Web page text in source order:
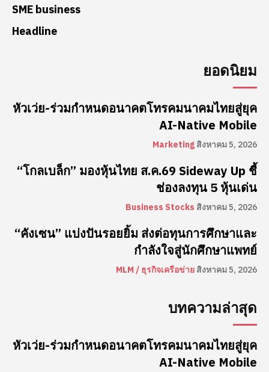
SME business
Headline
ยอดนิยม
หัวเว่ย-ร่วมกำหนดอนาคตโทรคมนาคมไทยสู่ยุค
AI-Native Mobile
Marketingสิงหาคม 5, 2026
“โกลเบล็ก” มองหุ้นไทย ส.ค.69 Sideway Up ชี้
ช่องลงทุน 5 หุ้นเด่น
Business Stocks สิงหาคม 5, 2026
“คังเซน” แบ่งปันรอยยิ้ม ส่งต่อทุนการศึกษาและ
กำลังใจสู่นักศึกษาแพทย์
MLM / ธุรกิจเครือข่ายสิงหาคม 5, 2026
บทความล่าสุด
หัวเว่ย-ร่วมกำหนดอนาคตโทรคมนาคมไทยสู่ยุค
AI-Native Mobile